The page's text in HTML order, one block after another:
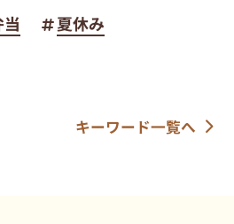
夏休み
キーワード一覧へ